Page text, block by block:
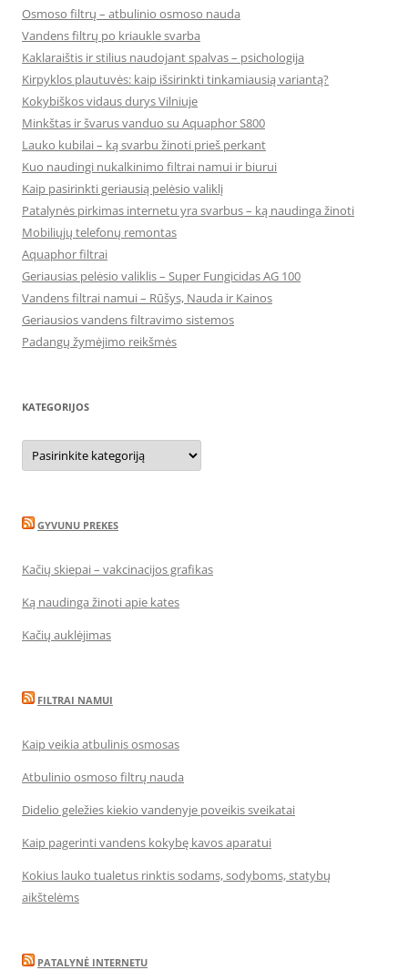
Osmoso filtrų – atbulinio osmoso nauda
Vandens filtrų po kriaukle svarba
Kaklaraištis ir stilius naudojant spalvas – psichologija
Kirpyklos plautuvės: kaip išsirinkti tinkamiausią variantą?
Kokybiškos vidaus durys Vilniuje
Minkštas ir švarus vanduo su Aquaphor S800
Lauko kubilai – ką svarbu žinoti prieš perkant
Kuo naudingi nukalkinimo filtrai namui ir biurui
Kaip pasirinkti geriausią pelėsio valiklį
Patalynės pirkimas internetu yra svarbus – ką naudinga žinoti
Mobiliųjų telefonų remontas
Aquaphor filtrai
Geriausias pelėsio valiklis – Super Fungicidas AG 100
Vandens filtrai namui – Rūšys, Nauda ir Kainos
Geriausios vandens filtravimo sistemos
Padangų žymėjimo reikšmės
KATEGORIJOS
Kategorijos
GYVUNU PREKES
Kačių skiepai – vakcinacijos grafikas
Ką naudinga žinoti apie kates
Kačių auklėjimas
FILTRAI NAMUI
Kaip veikia atbulinis osmosas
Atbulinio osmoso filtrų nauda
Didelio geležies kiekio vandenyje poveikis sveikatai
Kaip pagerinti vandens kokybę kavos aparatui
Kokius lauko tualetus rinktis sodams, sodyboms, statybų
aikštelėms
PATALYNĖ INTERNETU